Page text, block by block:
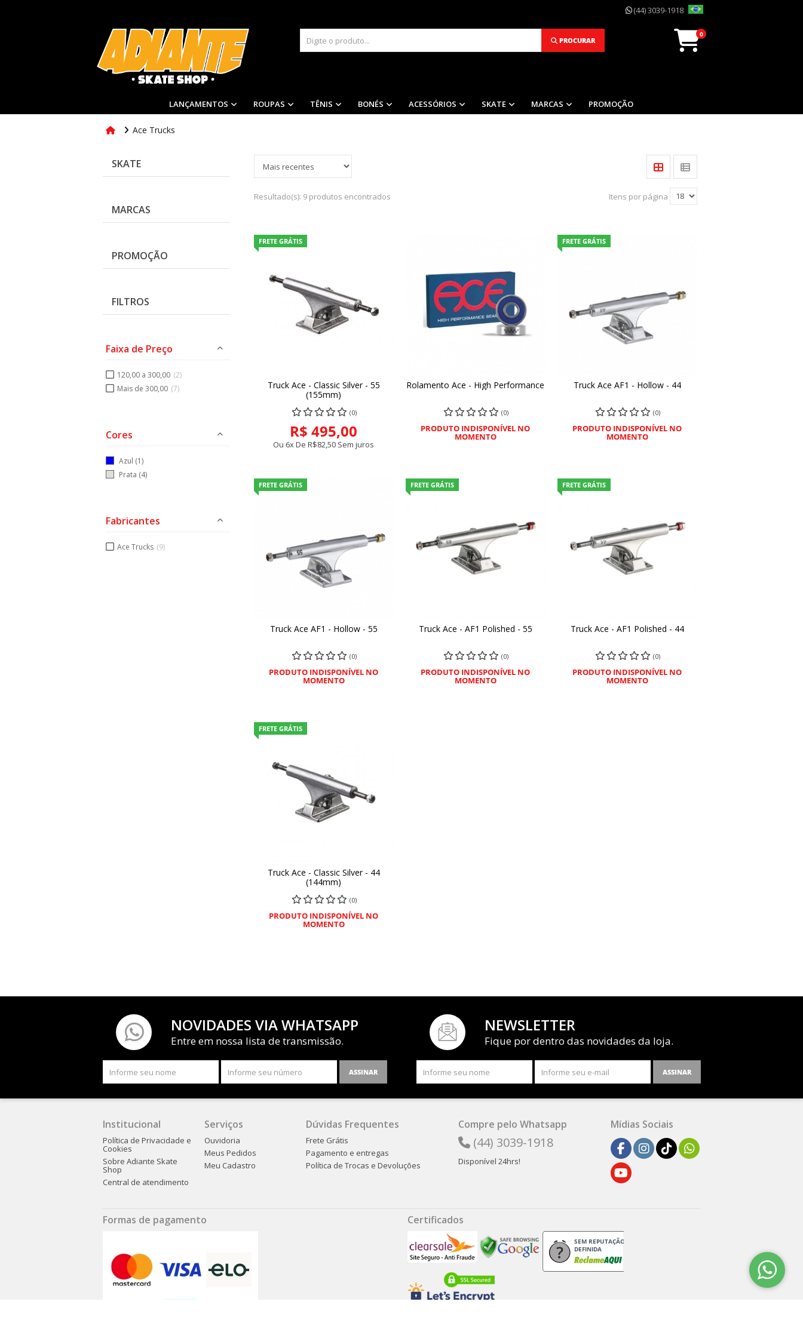
(44) 3039-1918
PROCURAR
0
LANÇAMENTOS ROUPAS TÊNIS BONÉS ACESSÓRIOS SKATE MARCAS PROMOÇÃO
Ace Trucks
SKATE
MARCAS
PROMOÇÃO
FILTROS
Faixa de Preço
120,00 a 300,00 (2)
Mais de 300,00 (7)
Cores
Azul (1)
Prata (4)
Fabricantes
Ace Trucks (9)
Resultado(s): 9 produtos encontrados Itens por página
FRETE GRÁTIS
COMPRAR
Truck Ace - Classic Silver - 55
(155mm)
(0)
R$ 495,00
Ou 6x DeR$82,50 Sem juros
COMPRAR
Rolamento Ace - High Performance
(0)
PRODUTO INDISPONÍVEL NO
MOMENTO
FRETE GRÁTIS
Truck Ace AF1 - Hollow - 44
(0)
PRODUTO INDISPONÍVEL NO
MOMENTO
FRETE GRÁTIS
Truck Ace AF1 - Hollow - 55
(0)
PRODUTO INDISPONÍVEL NO
MOMENTO
FRETE GRÁTIS
Truck Ace - AF1 Polished - 55
(0)
PRODUTO INDISPONÍVEL NO
MOMENTO
FRETE GRÁTIS
Truck Ace - AF1 Polished - 44
(0)
PRODUTO INDISPONÍVEL NO
MOMENTO
FRETE GRÁTIS
COMPRAR
Truck Ace - Classic Silver - 44
(144mm)
(0)
PRODUTO INDISPONÍVEL NO
MOMENTO
NOVIDADES VIA WHATSAPP
Entre em nossa lista de transmissão.
ASSINAR
NEWSLETTER
Fique por dentro das novidades da loja.
ASSINAR
Institucional
Política de Privacidade e
Cookies
Sobre Adiante Skate
Shop
Central de atendimento
Serviços
Ouvidoria
Meus Pedidos
Meu Cadastro
Dúvidas Frequentes
Frete Grátis
Pagamento e entregas
Política de Trocas e Devoluções
Compre pelo Whatsapp
(44) 3039-1918
Disponível 24hrs!
Mídias Sociais
Formas de pagamento Certificados
SEM REPUTAÇÃO
DEFINIDA